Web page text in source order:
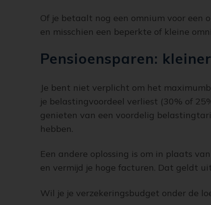
Of je betaalt nog een omnium voor een
en misschien een beperkte of kleine
Pensioensparen:
Je bent niet verplicht om het
je belastingvoordeel verliest (30% of
genieten van een voordelig
hebben.
Een andere oplossing is om in plaats
en vermijd je hoge facturen. Dat geldt
Wil je je verzekeringsbudget onder de